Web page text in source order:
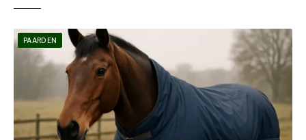
PAARDEN